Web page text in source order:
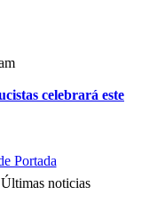
celebrará este
Portada
Últimas noticias